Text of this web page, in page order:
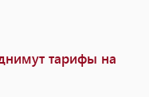
тарифы на